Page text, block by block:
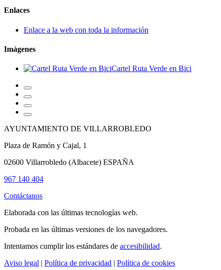
Enlaces
Enlace a la web con toda la información
Imágenes
Cartel Ruta Verde en Bici
AYUNTAMIENTO DE VILLARROBLEDO
Plaza de Ramón y Cajal, 1
02600 Villarrobledo (Albacete) ESPAÑA
967 140 404
Contáctanos
Elaborada con las últimas tecnologías web.
Probada en las últimas versiones de los navegadores.
Intentamos cumplir los estándares de accesibilidad.
Aviso legal | Política de privacidad | Política de cookies